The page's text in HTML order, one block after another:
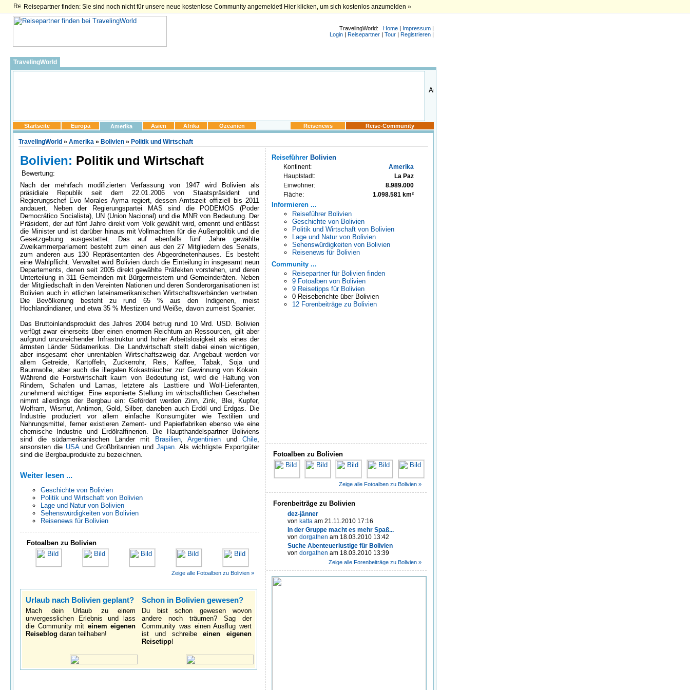
Reisepartner finden: Sie sind noch nicht für unsere neue kostenlose Community angemeldet! Hier klicken, um sich kostenlos anzumelden »
TravelingWorld: Home | Impressum |
Login | Reisepartner | Tour | Registrieren |
TravelingWorld
Startseite Europa Amerika Asien Afrika Ozeanien Reisenews Reise-Community
TravelingWorld » Amerika » Bolivien » Politik und Wirtschaft
Bolivien: Politik und Wirtschaft
Bewertung:
Nach der mehrfach modifizierten Verfassung von 1947 wird Bolivien als
präsidiale Republik seit dem 22.01.2006 von Staatspräsident und
Regierungschef Evo Morales Ayma regiert, dessen Amtszeit offiziell bis 2011
andauert. Neben der Regierungspartei MAS sind die PODEMOS (Poder
Democrático Socialista), UN (Union Nacional) und die MNR von Bedeutung. Der
Präsident, der auf fünf Jahre direkt vom Volk gewählt wird, ernennt und entlässt
die Minister und ist darüber hinaus mit Vollmachten für die Außenpolitik und die
Gesetzgebung ausgestattet. Das auf ebenfalls fünf Jahre gewählte
Zweikammerparlament besteht zum einen aus den 27 Mitgliedern des Senats,
zum anderen aus 130 Repräsentanten des Abgeordnetenhauses. Es besteht
eine Wahlpflicht. Verwaltet wird Bolivien durch die Einteilung in insgesamt neun
Departements, denen seit 2005 direkt gewählte Präfekten vorstehen, und deren
Unterteilung in 311 Gemeinden mit Bürgermeistern und Gemeinderäten. Neben
der Mitgliedschaft in den Vereinten Nationen und deren Sonderorganisationen ist
Bolivien auch in etlichen lateinamerikanischen Wirtschaftsverbänden vertreten.
Die Bevölkerung besteht zu rund 65 % aus den Indigenen, meist
Hochlandindianer, und etwa 35 % Mestizen und Weiße, davon zumeist Spanier.
Das Bruttoinlandsprodukt des Jahres 2004 betrug rund 10 Mrd. USD. Bolivien
verfügt zwar einerseits über einen enormen Reichtum an Ressourcen, gilt aber
aufgrund unzureichender Infrastruktur und hoher Arbeitslosigkeit als eines der
ärmsten Länder Südamerikas. Die Landwirtschaft stellt dabei einen wichtigen,
aber insgesamt eher unrentablen Wirtschaftszweig dar. Angebaut werden vor
allem Getreide, Kartoffeln, Zuckerrohr, Reis, Kaffee, Tabak, Soja und
Baumwolle, aber auch die illegalen Kokasträucher zur Gewinnung von Kokain.
Während die Forstwirtschaft kaum von Bedeutung ist, wird die Haltung von
Rindern, Schafen und Lamas, letztere als Lasttiere und Woll-Lieferanten,
zunehmend wichtiger. Eine exponierte Stellung im wirtschaftlichen Geschehen
nimmt allerdings der Bergbau ein: Gefördert werden Zinn, Zink, Blei, Kupfer,
Wolfram, Wismut, Antimon, Gold, Silber, daneben auch Erdöl und Erdgas. Die
Industrie produziert vor allem einfache Konsumgüter wie Textilien und
Nahrungsmittel, ferner existieren Zement- und Papierfabriken ebenso wie eine
chemische Industrie und Erdölraffinerien. Die Haupthandelspartner Boliviens
sind die südamerikanischen Länder mit
Brasilien, Argentinien und Chile,
ansonsten die USAund Großbritannien und Japan. Als wichtigste Exportgüter
sind die Bergbauprodukte zu bezeichnen.
Weiter lesen ...
Geschichte von Bolivien
Politik und Wirtschaft von Bolivien
Lage und Natur von Bolivien
Sehenswürdigkeiten von Bolivien
Reisenews für Bolivien
Fotoalben zu Bolivien
Zeige alle Fotoalben zu Bolivien »
Urlaub nach Bolivien geplant?
Mach dein Urlaub zu einem
unvergesslichen Erlebnis und lass
die Community mit einem eigenen
Reiseblog daran teilhaben!
Schon in Bolivien gewesen?
Du bist schon gewesen wovon
andere noch träumen? Sag der
Community was einen Ausflug wert
ist und schreibeeinen eigenen
Reisetipp!
Reiseführer Bolivien
Kontinent:
Amerika
Hauptstadt:
La Paz
Einwohner:
8.989.000
Fläche:
1.098.581 km²
Informieren ...
Reiseführer Bolivien
Geschichte von Bolivien
Politik und Wirtschaft von Bolivien
Lage und Natur von Bolivien
Sehenswürdigkeiten von Bolivien
Reisenews für Bolivien
Community ...
Reisepartner für Bolivien finden
9 Fotoalben von Bolivien
9 Reisetipps für Bolivien
0 Reiseberichte über Bolivien
12 Forenbeiträge zu Bolivien
Fotoalben zu Bolivien
Zeige alle Fotoalben zu Bolivien »
Forenbeiträge zu Bolivien
dez-jänner
von katta am 21.11.2010 17:16
in der Gruppe macht es mehr Spaß...
von dorgathen am 18.03.2010 13:42
Suche Abenteuerlustige für Bolivien
von dorgathen am 18.03.2010 13:39
Zeige alle Forenbeiträge zu Bolivien »